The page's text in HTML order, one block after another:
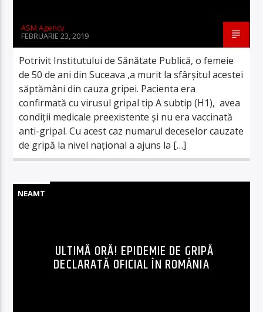
ASM Agency
FEBRUARIE 23, 2019
Potrivit Institutului de Sănătate Publică, o femeie
de 50 de ani din Suceava ,a murit la sfârşitul acestei
săptămâni din cauza gripei. Pacienta era
confirmată cu virusul gripal tip A subtip (H1), avea
condiţii medicale preexistente şi nu era vaccinată
anti-gripal. Cu acest caz numarul deceselor cauzate
de gripă la nivel naţional a ajuns la […]
NEAMT
ULTIMĂ ORĂ! EPIDEMIE DE GRIPĂ
DECLARATĂ OFICIAL ÎN ROMÂNIA